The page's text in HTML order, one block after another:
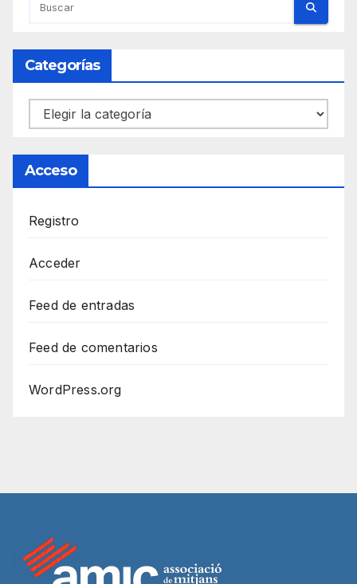
Categorías
Categorías
Acceso
Registro
Acceder
Feed de entradas
Feed de comentarios
WordPress.org